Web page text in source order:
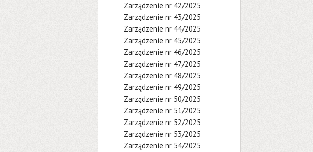
Zarządzenie nr 42/2025
Zarządzenie nr 43/2025
Zarządzenie nr 44/2025
Zarządzenie nr 45/2025
Zarządzenie nr 46/2025
Zarządzenie nr 47/2025
Zarządzenie nr 48/2025
Zarządzenie nr 49/2025
Zarządzenie nr 50/2025
Zarządzenie nr 51/2025
Zarządzenie nr 52/2025
Zarządzenie nr 53/2025
Zarządzenie nr 54/2025